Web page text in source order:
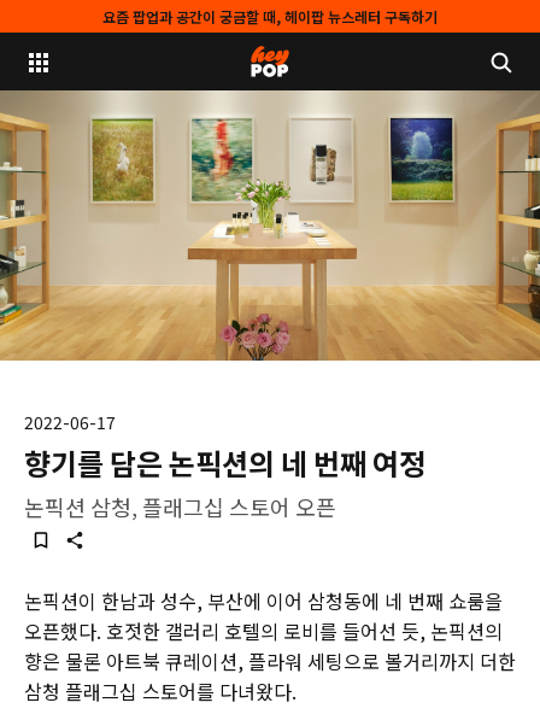
요즘 팝업과 공간이 궁금할 때, 헤이팝 뉴스레터 구독하기
2022-06-17
향기를 담은 논픽션의 네 번째 여정
논픽션 삼청, 플래그십 스토어 오픈
논픽션이 한남과 성수, 부산에 이어 삼청동에 네 번째 쇼룸을
오픈했다. 호젓한 갤러리 호텔의 로비를 들어선 듯, 논픽션의
향은 물론 아트북 큐레이션, 플라워 세팅으로 볼거리까지 더한
삼청 플래그십 스토어를 다녀왔다.